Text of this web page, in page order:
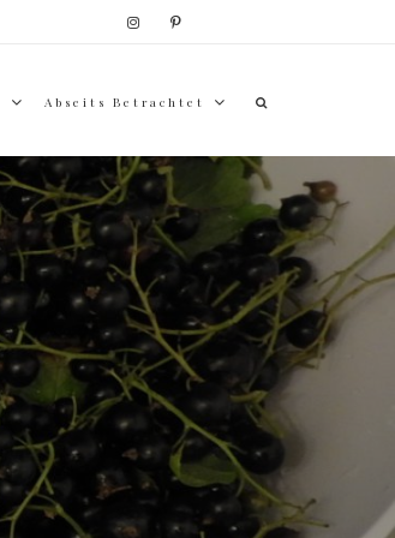
Abseits Betrachtet